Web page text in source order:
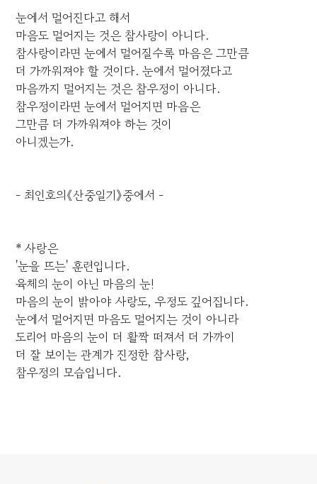
눈에서 멀어진다고 해서
마음도 멀어지는 것은 참사랑이 아니다.
참사랑이라면 눈에서 멀어질수록 마음은 그만큼
더 가까워져야 할 것이다. 눈에서 멀어졌다고
마음까지 멀어지는 것은 참우정이 아니다.
참우정이라면 눈에서 멀어지면 마음은
그만큼 더 가까워져야 하는 것이
아니겠는가.
- 최인호의《산중일기》중에서 -
* 사랑은
'눈을 뜨는' 훈련입니다.
육체의 눈이 아닌 마음의 눈!
마음의 눈이 밝아야 사랑도, 우정도 깊어집니다.
눈에서 멀어지면 마음도 멀어지는 것이 아니라
도리어 마음의 눈이 더 활짝 떠져서 더 가까이
더 잘 보이는 관계가 진정한 참사랑,
참우정의 모습입니다.